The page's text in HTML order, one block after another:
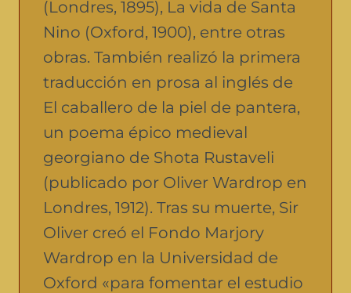
(Londres, 1895), La vida de Santa
Nino (Oxford, 1900), entre otras
obras. También realizó la primera
traducción en prosa al inglés de
El caballero de la piel de pantera,
un poema épico medieval
georgiano de Shota Rustaveli
(publicado por Oliver Wardrop en
Londres, 1912). Tras su muerte, Sir
Oliver creó el Fondo Marjory
Wardrop en la Universidad de
Oxford «para fomentar el estudio